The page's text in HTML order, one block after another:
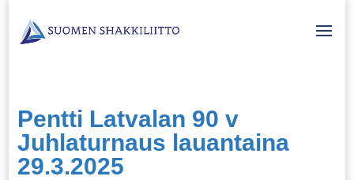
Pentti Latvalan 90 v
Juhlaturnaus lauantaina
29.3.2025